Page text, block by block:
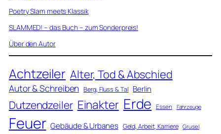
Poetry Slam meets Klassik
SLAMMED! – das Buch – zum Sonderpreis!
Über den Autor
Achtzeiler Alter, Tod & Abschied
Autor & Schreiben Berg, Fluss & Tal Berlin
Dutzendzeiler Einakter Erde Essen Fahrzeuge
Feuer Gebäude & Urbanes Geld, Arbeit, Karriere Grusel